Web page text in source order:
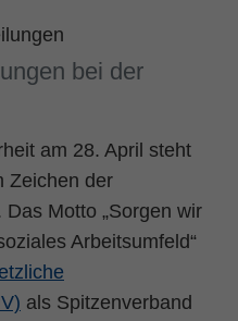
bei der
am 28. April steht
Zeichen der
Motto „Sorgen wir
Arbeitsumfeld“
als Spitzenverband
ist ein Standard-Session-
Es speichert im Falle
Logins die Session ID
um ihm Zugang zu
zu gewähren.